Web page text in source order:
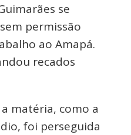
se
permissão
ao Amapá.
recados
matéria, como a
foi perseguida